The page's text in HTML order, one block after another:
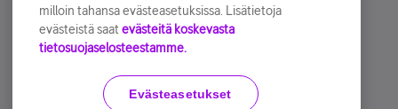
Käyttöehdot Accessibility statement
milloin tahansa evästeasetuksissa. Lisätietoja
evästeistä saat evästeitä koskevasta
tietosuojaselosteestamme.
Evästeasetukset